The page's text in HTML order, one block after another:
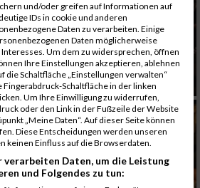
und/oder greifen auf Informationen auf
IDs in cookie und anderen
Daten zu verarbeiten. Einige
Daten möglicherweise
Um dem zu widersprechen, öffnen
Ihre Einstellungen akzeptieren, ablehnen
die Schaltfläche „Einstellungen verwalten“
Schaltfläche in der linken
Um Ihre Einwilligung zu widerrufen,
oder den Link in der Fußzeile der Website
„Meine Daten“. Auf dieser Seite können
Diese Entscheidungen werden unseren
keinen Einfluss auf die Browserdaten.
Daten, um die Leistung
und Folgendes zu tun: